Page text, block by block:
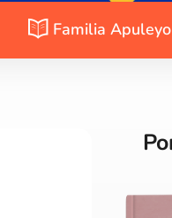
Familia Apuleyo